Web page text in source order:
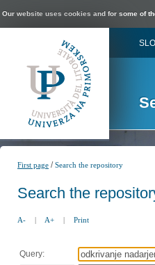
Our website uses cookies and for some of
SLO
First page /Search the repository
Search the
A- | A+ | Print
Query: